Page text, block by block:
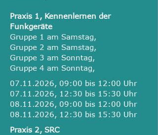
Praxis 1, Kennenlernen der
Funkgeräte
Gruppe 1 am Samstag,
Gruppe 2 am Samstag,
Gruppe 3 am Sonntag,
Gruppe 4 am Sonntag,
07.11.2026, 09:00 bis 12:00 Uhr
07.11.2026, 12:30 bis 15:30 Uhr
08.11.2026, 09:00 bis 12:00 Uhr
08.11.2026, 12:30 bis 15:30 Uhr
Praxis 2, SRC